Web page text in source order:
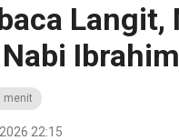
Langit,
Ibrahim
menit
22:15